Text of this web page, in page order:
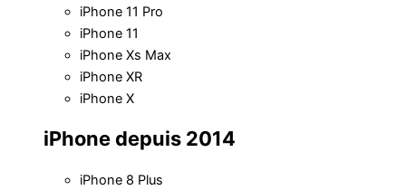
iPhone 11 Pro
iPhone 11
iPhone Xs Max
iPhone XR
iPhone X
iPhone depuis 2014
iPhone 8 Plus